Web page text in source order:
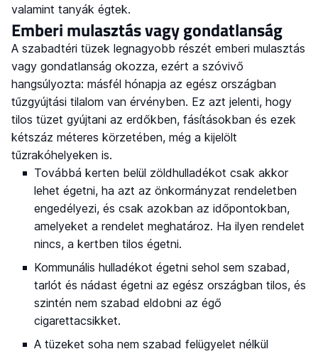
valamint tanyák égtek.
Emberi mulasztás vagy gondatlanság
A szabadtéri tüzek legnagyobb részét emberi mulasztás
vagy gondatlanság okozza, ezért a szóvivő
hangsúlyozta: másfél hónapja az egész országban
tűzgyújtási tilalom van érvényben. Ez azt jelenti, hogy
tilos tüzet gyújtani az erdőkben, fásításokban és ezek
kétszáz méteres körzetében, még a kijelölt
tűzrakóhelyeken is.
Továbbá kerten belül zöldhulladékot csak akkor
lehet égetni, ha azt az önkormányzat rendeletben
engedélyezi, és csak azokban az időpontokban,
amelyeket a rendelet meghatároz. Ha ilyen rendelet
nincs, a kertben tilos égetni.
Kommunális hulladékot égetni sehol sem szabad,
tarlót és nádast égetni az egész országban tilos, és
szintén nem szabad eldobni az égő
cigarettacsikket.
A tüzeket soha nem szabad felügyelet nélkül